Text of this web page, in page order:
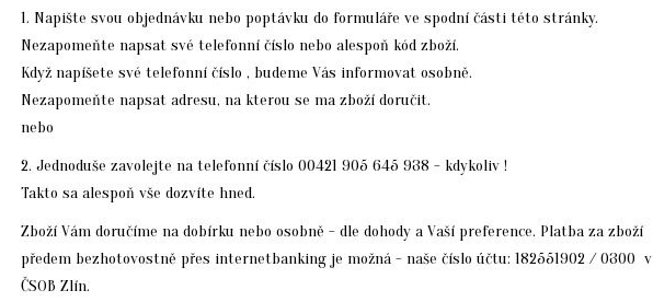
1. Napište svou objednávku nebo poptávku do formuláře ve spodní části této stránky.
Nezapomeňte napsat své telefonní číslo nebo alespoň kód zboží.
Když napíšete své telefonní číslo , budeme Vás informovat osobně.
Nezapomeňte napsat adresu, na kterou se ma zboží doručit.
nebo
2. Jednoduše zavolejte na telefonní číslo 00421 905 645 938 - kdykoliv !
Takto sa alespoň vše dozvíte hned.
Zboží Vám doručíme na dobírku nebo osobně - dle dohody a Vaší preference. Platba za zboží
předem bezhotovostně přes internetbanking je možná - naše číslo účtu: 182551902 / 0300 v
ČSOB Zlín.